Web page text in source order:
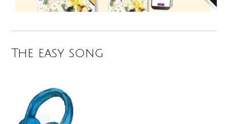
The easy song